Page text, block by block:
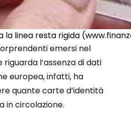
la linea resta rigida
emersi nel
l’assenza di dati
europea, infatti, ha
quante carte d’identità
in circolazione.